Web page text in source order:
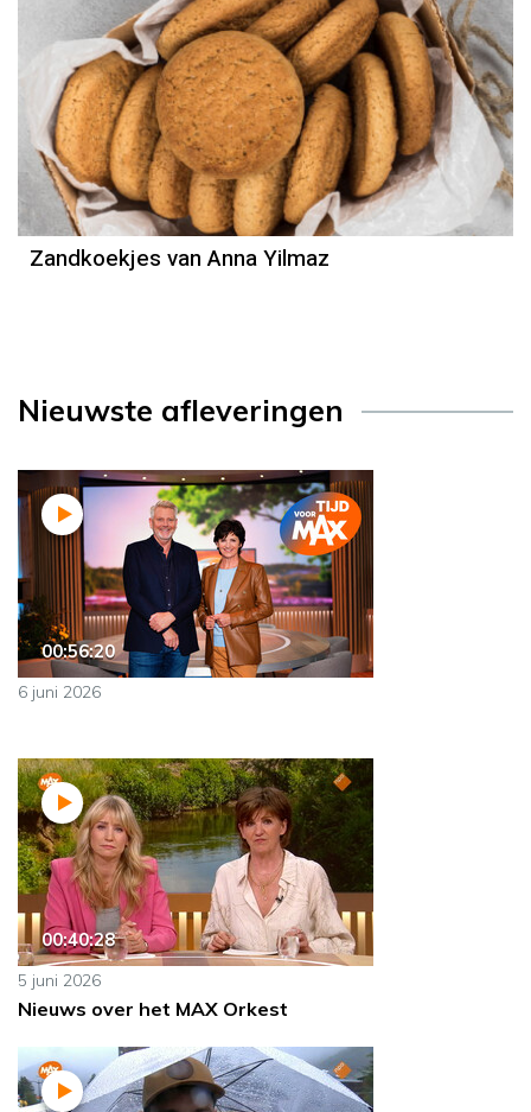
Recept
Anna Yilmaz
Zandkoekjes van Anna Yilmaz
Nieuwste afleveringen
00:56:20
6 juni 2026
00:40:28
5 juni 2026
Nieuws over het MAX Orkest